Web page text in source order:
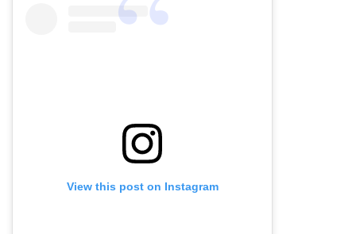
View this post on Instagram